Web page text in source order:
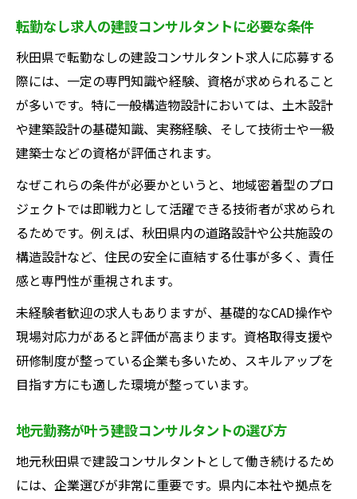
転勤なし求人の建設コンサルタントに必要な条件
秋田県で転勤なしの建設コンサルタント求人に応募する
際には、一定の専門知識や経験、資格が求められること
が多いです。特に一般構造物設計においては、土木設計
や建築設計の基礎知識、実務経験、そして技術士や一級
建築士などの資格が評価されます。
なぜこれらの条件が必要かというと、地域密着型のプロ
ジェクトでは即戦力として活躍できる技術者が求められ
るためです。例えば、秋田県内の道路設計や公共施設の
構造設計など、住民の安全に直結する仕事が多く、責任
感と専門性が重視されます。
未経験者歓迎の求人もありますが、基礎的なCAD操作や
現場対応力があると評価が高まります。資格取得支援や
研修制度が整っている企業も多いため、スキルアップを
目指す方にも適した環境が整っています。
地元勤務が叶う建設コンサルタントの選び方
地元秋田県で建設コンサルタントとして働き続けるため
には、企業選びが非常に重要です。県内に本社や拠点を